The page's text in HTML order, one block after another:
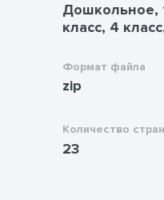
Дошкольное,
класс, 4
Формат файла
zip
Количество
23